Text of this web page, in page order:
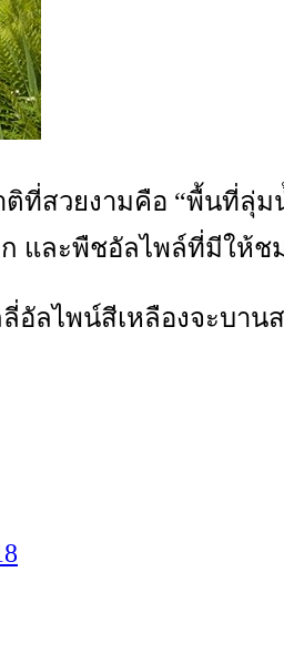
สวยงามคือ “พื้นที่ลุ่มน้
และพืชอัลไพล์ที่มีให้ช
ลไพน์สีเหลืองจะบา